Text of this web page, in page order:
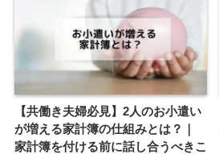
【共働き夫婦必見】2人のお小遣い
が増える家計簿の仕組みとは？｜
家計簿を付ける前に話し合うべきこ